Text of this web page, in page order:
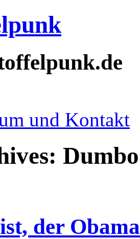
und Kontakt
Dumbo
der